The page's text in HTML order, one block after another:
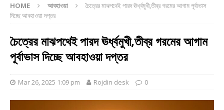
HOME আবহাওয়া
চৈত্রের মাঝপথেই পারদ ঊর্ধ্বমুখী,তীব্র গরমের আগাম পূর্বাভাস
দিচ্ছে আবহাওয়া দপ্তর
চৈত্রের মাঝপথেই পারদ ঊর্ধ্বমুখী,তীব্র গরমের আগাম
পূর্বাভাস দিচ্ছে আবহাওয়া দপ্তর
Mar 26, 2025 1:09 pm Rojdin desk 0